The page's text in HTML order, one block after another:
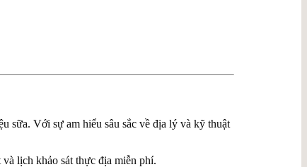
sữa. Với sự am hiểu sâu sắc về địa lý và kỹ thuật
lịch khảo sát thực địa miễn phí.